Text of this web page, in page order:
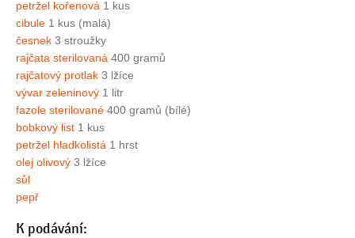
petržel kořenová 1 kus
cibule 1 kus (malá)
česnek 3 stroužky
rajčata sterilovaná 400 gramů
rajčatový protlak 3 lžíce
vývar zeleninový 1 litr
fazole sterilované 400 gramů (bílé)
bobkový list 1 kus
petržel hladkolistá 1 hrst
olej olivový 3 lžíce
sůl
pepř
K podávání: